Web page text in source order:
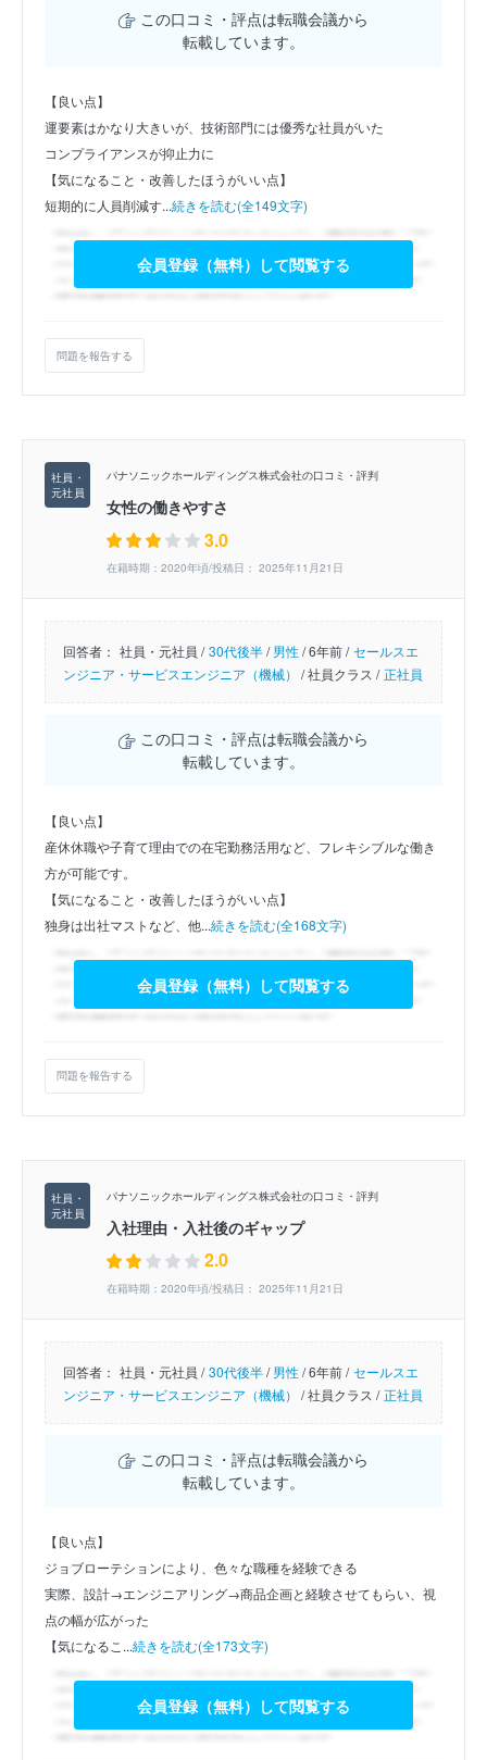
この口コミ・評点は転職会議から
転載しています。
【良い点】
運要素はかなり大きいが、技術部門には優秀な社員がいた
コンプライアンスが抑止力に
【気になること・改善したほうがいい点】
短期的に人員削減す...続きを読む(全149文字)
会員登録（無料）して閲覧する
問題を報告する
パナソニックホールディングス株式会社の口コミ・評判
女性の働きやすさ
3.0
在籍時期：2020年頃/投稿日： 2025年11月21日
回答者： 社員・元社員 / 30代後半/男性/6年前 / セールスエ
ンジニア・サービスエンジニア（機械） /社員クラス / 正社員
この口コミ・評点は転職会議から
転載しています。
【良い点】
産休休職や子育て理由での在宅勤務活用など、フレキシブルな働き
方が可能です。
【気になること・改善したほうがいい点】
独身は出社マストなど、他...続きを読む(全168文字)
会員登録（無料）して閲覧する
問題を報告する
パナソニックホールディングス株式会社の口コミ・評判
入社理由・入社後のギャップ
2.0
在籍時期：2020年頃/投稿日： 2025年11月21日
回答者： 社員・元社員 / 30代後半/男性/6年前 / セールスエ
ンジニア・サービスエンジニア（機械） /社員クラス / 正社員
この口コミ・評点は転職会議から
転載しています。
【良い点】
ジョブローテションにより、色々な職種を経験できる
実際、設計→エンジニアリング→商品企画と経験させてもらい、視
点の幅が広がった
【気になるこ...続きを読む(全173文字)
会員登録（無料）して閲覧する